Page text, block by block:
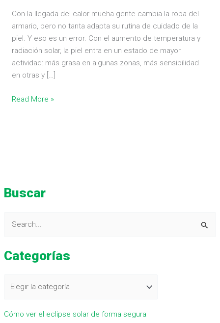
Buscar
s
p
Categorías
Cómo ver el eclipse solar de forma segura
Con la llegada del calor mucha gente cambia la ropa del
armario, pero no tanta adapta su rutina de cuidado de la
piel. Y eso es un error. Con el aumento de temperatura y
radiación solar, la piel entra en un estado de mayor
actividad: más grasa en algunas zonas, más sensibilidad
en otras y […]
Read More »